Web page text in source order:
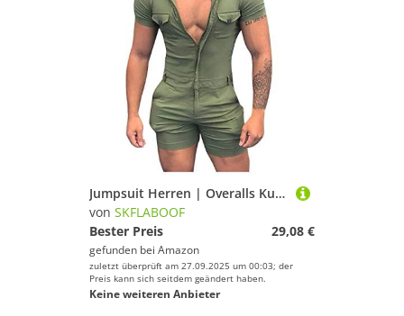
Jumpsuit Herren | Overalls Kurz Männer Sommer T-Shirt Sommerjumpsuit Schlafanzug Kurzer Jogginganzug Trainingsanzug Overall mit Taschen (Grün, 4XL)
von SKFLABOOF
Bester Preis
29,08 €
gefunden bei Amazon
zuletzt überprüft am 27.09.2025 um 00:03; der
Preis kann sich seitdem geändert haben.
Keine weiteren Anbieter